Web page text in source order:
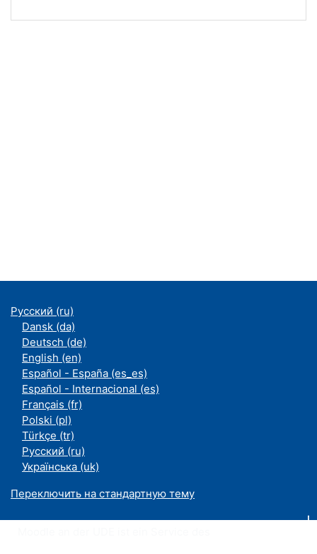
Русский ‎(ru)‎
Dansk ‎(da)‎
Deutsch ‎(de)‎
English ‎(en)‎
Español - España ‎(es_es)‎
Español - Internacional ‎(es)‎
Français ‎(fr)‎
Polski ‎(pl)‎
Türkçe ‎(tr)‎
Русский ‎(ru)‎
Українська ‎(uk)‎
Переключить на стандартную тему